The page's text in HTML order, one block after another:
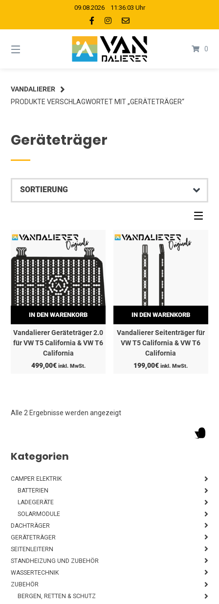
09.08.2026 11:36:03 Uhr
0
VANDALIERER
PRODUKTE VERSCHLAGWORTET MIT „GERÄTETRÄGER“
Geräteträger
Alle 2 Ergebnisse werden angezeigt
IN DEN WARENKORB
Vandalierer Geräteträger 2.0
für VW T5 California & VW T6
California
499,00€ inkl. MwSt.
IN DEN WARENKORB
Vandalierer Seitenträger für
VW T5 California & VW T6
California
199,00€ inkl. MwSt.
Kategorien
CAMPER ELEKTRIK
BATTERIEN
LADEGERÄTE
SOLARMODULE
DACHTRÄGER
GERÄTETRÄGER
SEITENLEITERN
STANDHEIZUNG UND ZUBEHÖR
WASSERTECHNIK
ZUBEHÖR
BERGEN, RETTEN & SCHUTZ